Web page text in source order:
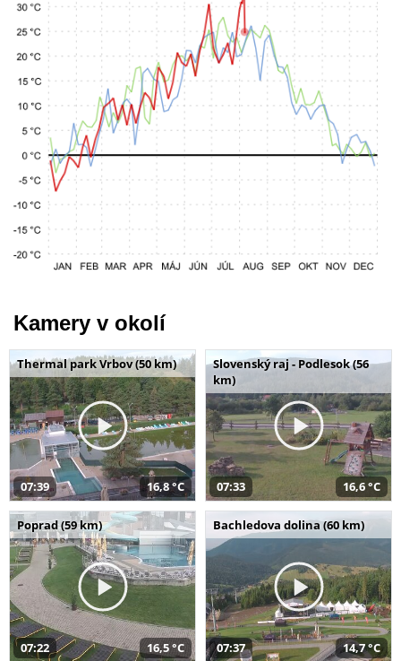
Kamery v okolí
Thermal park Vrbov (50 km)
07:39 16,8 °C
Slovenský raj - Podlesok (56
km)
07:33 16,6 °C
Poprad (59 km)
07:22 16,5 °C
Bachledova dolina (60 km)
07:37 14,7 °C